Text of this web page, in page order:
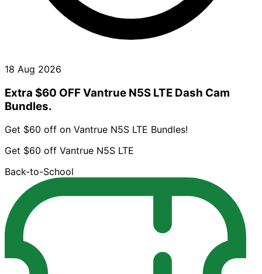
18 Aug 2026
Extra $60 OFF Vantrue N5S LTE Dash Cam
Bundles.
Get $60 off on Vantrue N5S LTE Bundles!
Get $60 off Vantrue N5S LTE
Back-to-School